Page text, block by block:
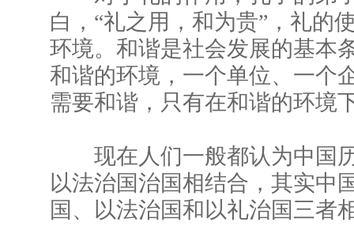
白，“礼之用，和为贵”，礼的
环境。和谐是社会发展的基本
和谐的环境，一个单位、一个
需要和谐，只有在和谐的环境
现在人们一般都认为中国
以法治国治国相结合，其实中
国、以法治国和以礼治国三者